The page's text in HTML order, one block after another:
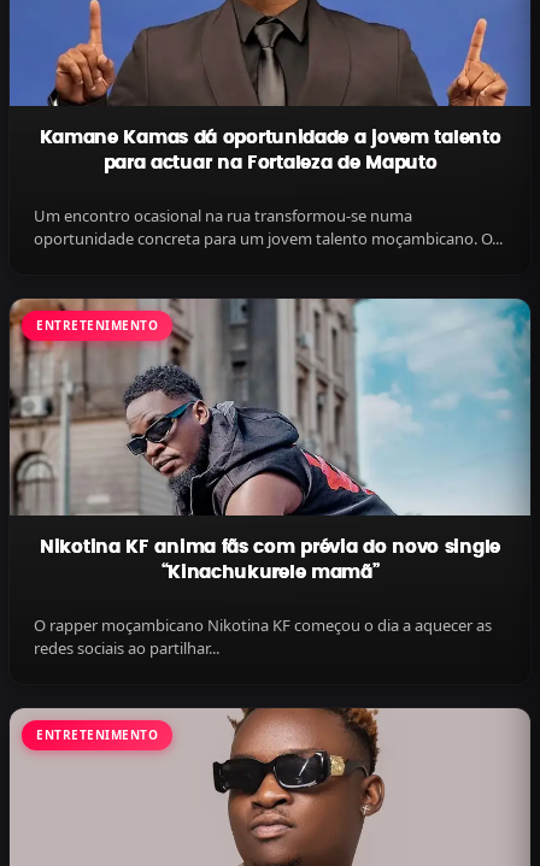
Kamane Kamas dá oportunidade a jovem talento
para actuar na Fortaleza de Maputo
Um encontro ocasional na rua transformou-se numa
oportunidade concreta para um jovem talento moçambicano. O...
ENTRETENIMENTO
Nikotina KF anima fãs com prévia do novo single
“Kinachukurele mamã”
O rapper moçambicano Nikotina KF começou o dia a aquecer as
redes sociais ao partilhar...
ENTRETENIMENTO